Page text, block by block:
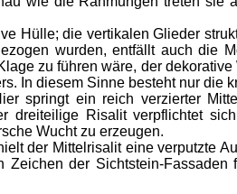
Hülle; die vertikalen Glieder
wurden, entfällt auch die
zu führen wäre, der
In diesem Sinne besteht nur die
ein reich verzierter
dreiteilige Risalit verpflichtet
Wucht zu erzeugen.
der Mittelrisalit eine verputzte
der Sichtstein-